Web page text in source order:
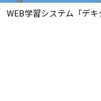
WEB学習システム「デ